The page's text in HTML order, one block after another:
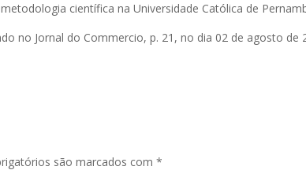
científica na Universidade Católica de
no Jornal do Commercio, p. 21, no dia 02 de agosto de
são marcados com*